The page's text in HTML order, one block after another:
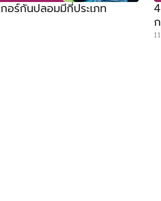
อร์กันปลอมมีกี่ประเภท